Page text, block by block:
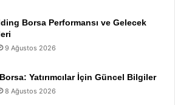
Borsa Performansı ve Gelecek
9 Ağustos 2026
Yatırımcılar İçin Güncel Bilgiler
8 Ağustos 2026